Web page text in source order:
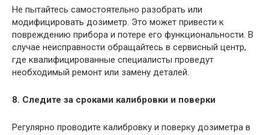
Не пытайтесь самостоятельно разобрать или
модифицировать дозиметр. Это может привести к
повреждению прибора и потере его функциональности. В
случае неисправности обращайтесь в сервисный центр,
где квалифицированные специалисты проведут
необходимый ремонт или замену деталей.
8. Следите за сроками калибровки и поверки
Регулярно проводите калибровку и поверку дозиметра в